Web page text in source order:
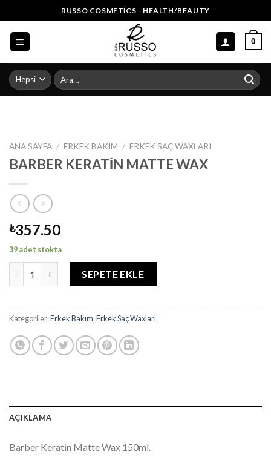
to
content
RUSSO COSMETICS - HEALTH/BEAUTY
0
Ara:
ANA SAYFA / ERKEK BAKIM / ERKEK SAÇ WAXLARI
BARBER KERATİN MATTE WAX
₺357.50
39 adet stokta
SEPETE EKLE
Kategoriler:Erkek Bakım,Erkek Saç Waxları
AÇIKLAMA
Barber Keratin Matte Wax 150ml.